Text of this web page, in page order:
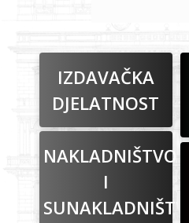
IZDAVAČKA
DJELATNOST
NAKLADNIŠTVO
I
SUNAKLADNIŠTVO